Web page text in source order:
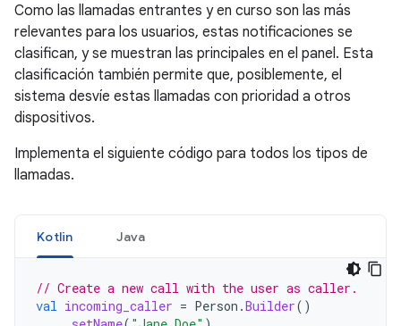
Como las llamadas entrantes y en curso son las más
relevantes para los usuarios, estas notificaciones se
clasifican, y se muestran las principales en el panel. Esta
clasificación también permite que, posiblemente, el
sistema desvíe estas llamadas con prioridad a otros
dispositivos.
Implementa el siguiente código para todos los tipos de
llamadas.
Kotlin Java
// Create a new call with the user as caller.
val incoming_caller = Person .Builder()